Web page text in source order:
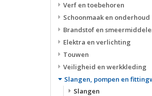
Verf en toebehoren
Schoonmaak en onderhoud
Brandstof en
Elektra en verlichting
Touwen
Veiligheid en werkkleding
Slangen, pompen en
Slangen